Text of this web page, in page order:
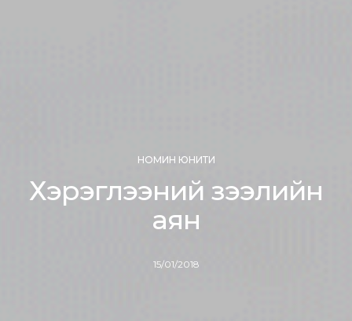
НОМИН ЮНИТИ
Хэрэглээний зээлийн
аян
15/01/2018